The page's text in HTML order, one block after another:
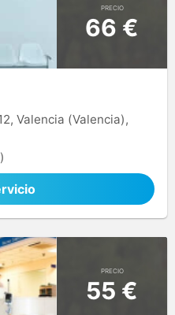
PRECIO
66 €
Valencia (Valencia),
PRECIO
55 €